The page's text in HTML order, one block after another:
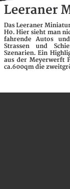
Leeraner
Das Leeraner
H0. Hier sieht man
fahrende Autos
Strassen und
Szenarien. Ein
aus der Meyerwerft
ca.600qm die